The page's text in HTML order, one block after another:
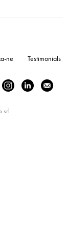
ne Testimonials
srl